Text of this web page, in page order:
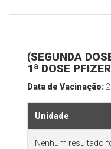
(SEGUNDA
1ª DOSE
Data de Vacinação:
Unidade
Nenhum resultado